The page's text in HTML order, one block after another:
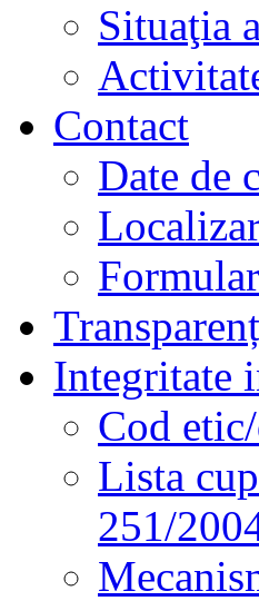
Situaţia
Contact
Date de
Formular
Integritate
Cod
Lista
251/